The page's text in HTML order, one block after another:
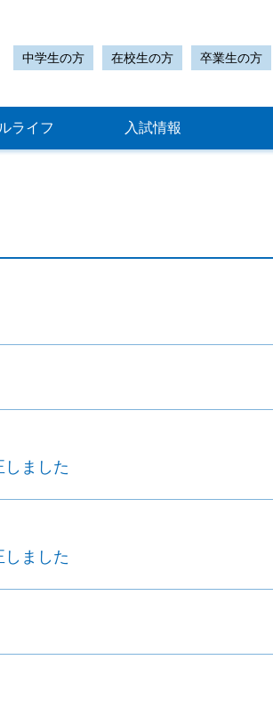
中学生の方 在校生の方 卒業生の方
ライフ 入試情報
ました
ました